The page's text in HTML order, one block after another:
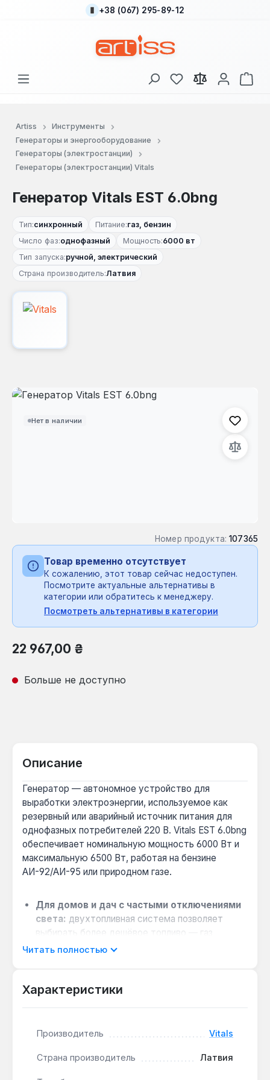
Перейти к основному содержанию
+38 (067) 295-89-12
У вас есть товары
В
Artiss
Инструменты
Генераторы и энергооборудование
Генераторы (электростанции)
Генераторы (электростанции) Vitals
Генератор Vitals EST 6.0bng
Тип:синхронный Питание:газ, бензин
Число фаз:однофазный Мощность:6000 вт
Тип запуска:ручной, электрический
Страна производитель:Латвия
Нет в наличии
Пропустить галерею изображений
Номер продукта: 107365
Товар временно отсутствует
К сожалению, этот товар сейчас недоступен.
Посмотрите актуальные альтернативы в
категории или обратитесь к менеджеру.
Посмотреть альтернативы в категории
Обычная цена:
22 967,00 ₴
Больше не доступно
Описание
Генератор — автономное устройство для
выработки электроэнергии, используемое как
резервный или аварийный источник питания для
однофазных потребителей 220 В. Vitals EST 6.0bng
обеспечивает номинальную мощность 6000 Вт и
максимальную 6500 Вт, работая на бензине
АИ-92/АИ-95 или природном газе.
Для домов и дач с частыми отключениями
света: двухтопливная система позволяет
выбирать более дешёвое топливо — газ
снижает эксплуатационные расходы и уровень
Когда нужен запуск без усилий:
друг друга — запуск возможен даже при
Совместимость с чувствительной
электроникой:
Читать полностью
Характеристики
Производитель Vitals
Страна производитель Латвия